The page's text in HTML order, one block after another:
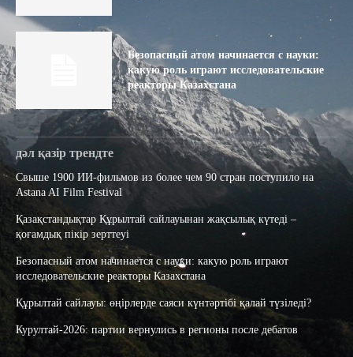
Безопасный атом начинается с науки:
какую роль играют исследовательские
реакторы Казахстана
дәл қазір трендте
Свыше 1900 ИИ-фильмов из более чем 90 стран поступило на
Astana AI Film Festival
Қазақстандықтар Құрылтай сайлауынан жақсылық күтеді –
қоғамдық пікір зерттеуі
Безопасный атом начинается с науки: какую роль играют
исследовательские реакторы Казахстана
Құрылтай сайлауы: өңірлерде саяси күнтәртібі қалай түзіледі?
Курултай-2026: партии вернулись в регионы после дебатов